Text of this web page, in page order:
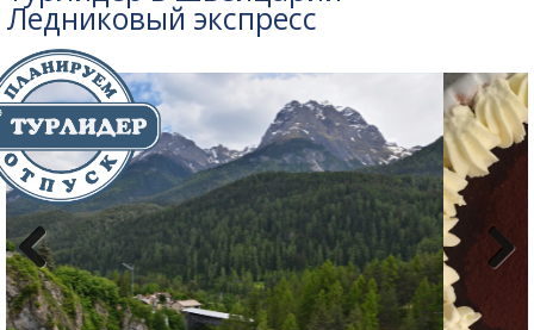
Ледниковый экспресс
Previous